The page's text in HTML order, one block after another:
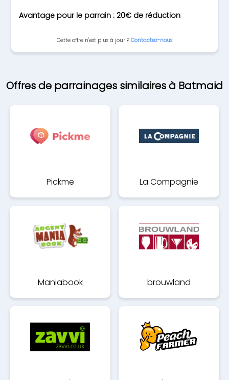
Avantage pour le parrain : 20€ de réduction
Cette offre n'est plus à jour ? Contactez-nous
Offres de parrainages similaires à Batmaid
Pickme La Compagnie
Maniabook brouwland